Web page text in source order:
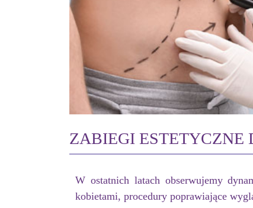
ZABIEGI ESTETYCZNE
W ostatnich latach obserwujemy
kobietami, procedury poprawiające